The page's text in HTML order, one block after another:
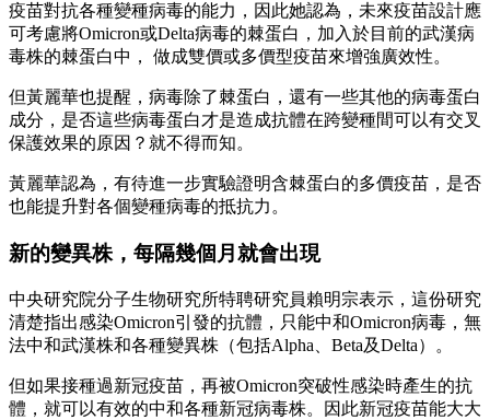
疫苗對抗各種變種病毒的能力，因此她認為，未來疫苗設計應
可考慮將Omicron或Delta病毒的棘蛋白，加入於目前的武漢病
毒株的棘蛋白中， 做成雙價或多價型疫苗來增強廣效性。
但黃麗華也提醒，病毒除了棘蛋白，還有一些其他的病毒蛋白
成分，是否這些病毒蛋白才是造成抗體在跨變種間可以有交叉
保護效果的原因？就不得而知。
黃麗華認為，有待進一步實驗證明含棘蛋白的多價疫苗，是否
也能提升對各個變種病毒的抵抗力。
新的變異株，每隔幾個月就會出現
中央研究院分子生物研究所特聘研究員賴明宗表示，這份研究
清楚指出感染Omicron引發的抗體，只能中和Omicron病毒，無
法中和武漢株和各種變異株（包括Alpha、Beta及Delta）。
但如果接種過新冠疫苗，再被Omicron突破性感染時產生的抗
體，就可以有效的中和各種新冠病毒株。因此新冠疫苗能大大